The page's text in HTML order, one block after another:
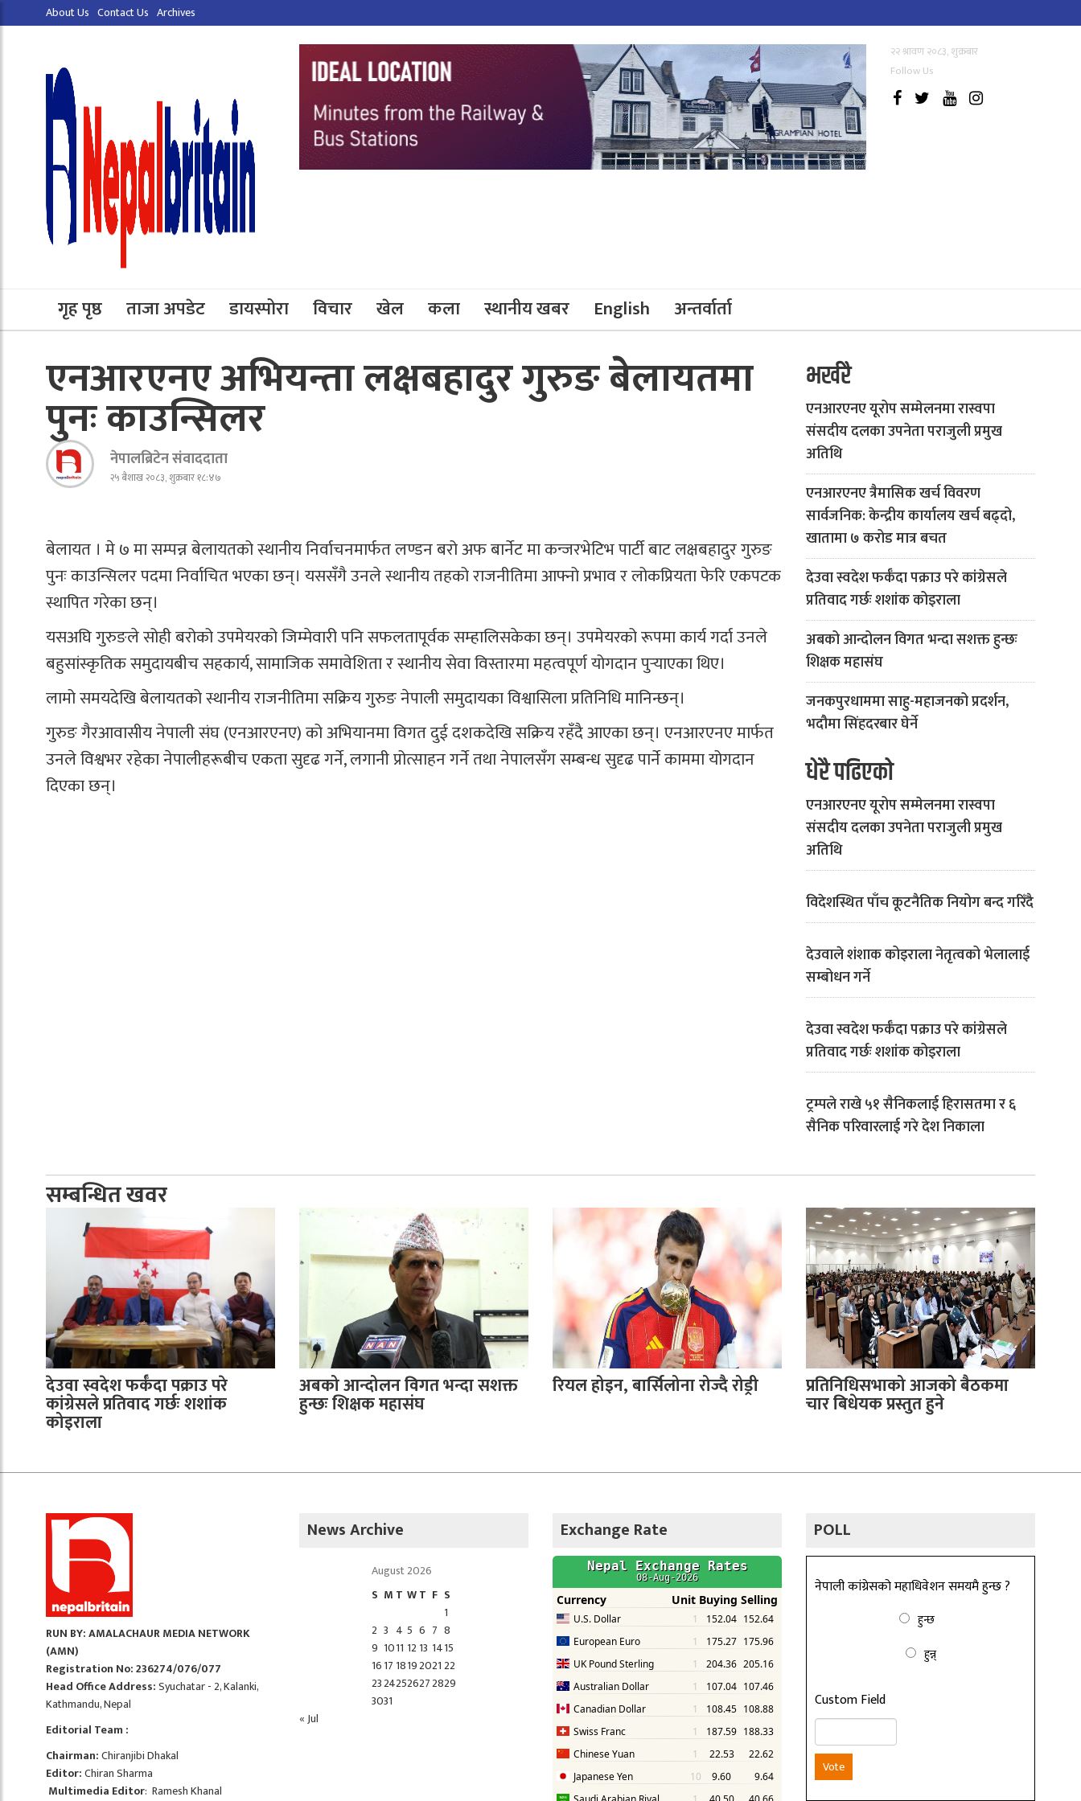
About Us Contact Us Archives
२२ श्रावण २०८३, शुक्रबार
Follow Us
गृह पृष्ठ ताजा अपडेट डायस्पोरा विचार खेल कला स्थानीय खबर English अन्तर्वार्ता
एनआरएनए अभियन्ता लक्षबहादुर गुरुङ बेलायतमा
पुनः काउन्सिलर
नेपालब्रिटेन संवाददाता
२५ बैशाख २०८३, शुक्रबार १८:४७
बेलायत । मे ७ मा सम्पन्न बेलायतको स्थानीय निर्वाचनमार्फत लण्डन बरो अफ बार्नेट मा कन्जरभेटिभ पार्टी बाट लक्षबहादुर गुरुङ
पुनः काउन्सिलर पदमा निर्वाचित भएका छन्। यससँगै उनले स्थानीय तहको राजनीतिमा आफ्नो प्रभाव र लोकप्रियता फेरि एकपटक
स्थापित गरेका छन्।
यसअघि गुरुङले सोही बरोको उपमेयरको जिम्मेवारी पनि सफलतापूर्वक सम्हालिसकेका छन्। उपमेयरको रूपमा कार्य गर्दा उनले
बहुसांस्कृतिक समुदायबीच सहकार्य, सामाजिक समावेशिता र स्थानीय सेवा विस्तारमा महत्वपूर्ण योगदान पुर्‍याएका थिए।
लामो समयदेखि बेलायतको स्थानीय राजनीतिमा सक्रिय गुरुङ नेपाली समुदायका विश्वासिला प्रतिनिधि मानिन्छन्।
गुरुङ गैरआवासीय नेपाली संघ (एनआरएनए) को अभियानमा विगत दुई दशकदेखि सक्रिय रहँदै आएका छन्। एनआरएनए मार्फत
उनले विश्वभर रहेका नेपालीहरूबीच एकता सुदृढ गर्ने, लगानी प्रोत्साहन गर्ने तथा नेपालसँग सम्बन्ध सुदृढ पार्ने काममा योगदान
दिएका छन्।
भर्खरै
एनआरएनए यूरोप सम्मेलनमा रास्वपा
संसदीय दलका उपनेता पराजुली प्रमुख
अतिथि
एनआरएनए त्रैमासिक खर्च विवरण
सार्वजनिक: केन्द्रीय कार्यालय खर्च बढ्दो,
खातामा ७ करोड मात्र बचत
देउवा स्वदेश फर्कँदा पक्राउ परे कांग्रेसले
प्रतिवाद गर्छः शशांक कोइराला
अबको आन्दोलन विगत भन्दा सशक्त हुन्छः
शिक्षक महासंघ
जनकपुरधाममा साहु-महाजनको प्रदर्शन,
भदौमा सिंहदरबार घेर्ने
धेरै पढिएको
एनआरएनए यूरोप सम्मेलनमा रास्वपा
संसदीय दलका उपनेता पराजुली प्रमुख
अतिथि
विदेशस्थित पाँच कूटनैतिक नियोग बन्द गरिँदै
देउवाले शंशाक कोइराला नेतृत्वको भेलालाई
सम्बोधन गर्ने
देउवा स्वदेश फर्कँदा पक्राउ परे कांग्रेसले
प्रतिवाद गर्छः शशांक कोइराला
ट्रम्पले राखे ५१ सैनिकलाई हिरासतमा र ६
सैनिक परिवारलाई गरे देश निकाला
सम्बन्धित खवर
देउवा स्वदेश फर्कँदा पक्राउ परे
कांग्रेसले प्रतिवाद गर्छः शशांक
कोइराला
अबको आन्दोलन विगत भन्दा सशक्त
हुन्छः शिक्षक महासंघ
रियल होइन, बार्सिलोना रोज्दै रोड्री प्रतिनिधिसभाको आजको बैठकमा
चार बिधेयक प्रस्तुत हुने
RUN BY: AMALACHAUR MEDIA NETWORK
(AMN)
Registration No: 236274/076/077
Head Office Address:Syuchatar - 2, Kalanki,
Kathmandu, Nepal
Editorial Team :
Chairman:Chiranjibi Dhakal
Editor:Chiran Sharma
Multimedia Editor: Ramesh Khanal
News Archive
August 2026
S M T WT F S
1
2 3 4 5 6 7 8
9 1011 12 13 1415
1617 1819202122
23242526272829
3031
« Jul
Exchange Rate POLL
नेपाली कांग्रेसको महाधिवेशन समयमै हुन्छ ?
हुन्छ
हुन्न्
Custom Field
Vote